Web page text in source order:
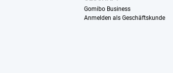
Gomibo Business
Anmelden als Geschäftskunde